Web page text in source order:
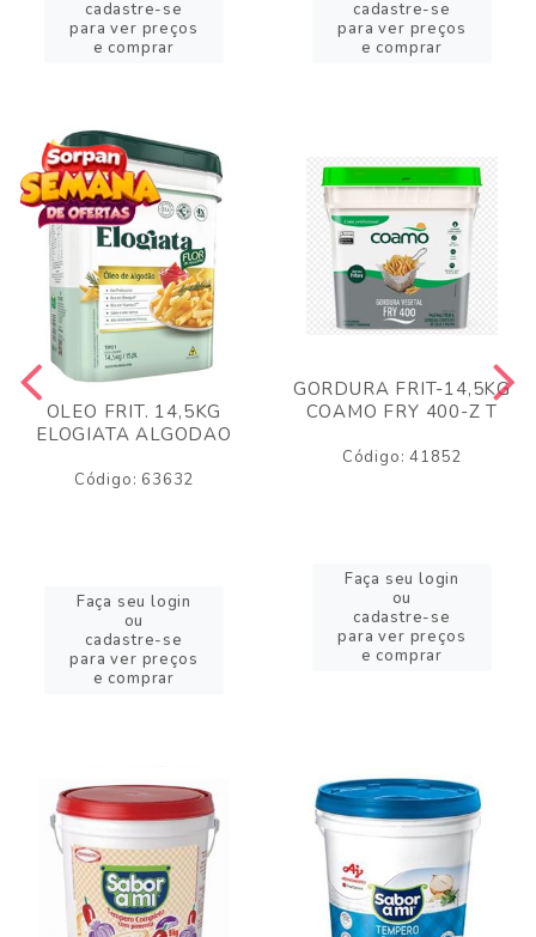
cadastre-se
para ver preços
e comprar
cadastre-se
para ver preços
e comprar
OLEO FRIT. 14,5KG
ELOGIATA ALGODAO
Código: 63632
Faça seu login
ou
cadastre-se
para ver preços
e comprar
GORDURA FRIT-14,5KG
COAMO FRY 400-Z T
Código: 41852
Faça seu login
ou
cadastre-se
para ver preços
e comprar